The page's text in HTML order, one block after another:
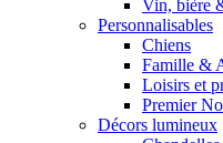
Vin, bière
Personnalisables
Chiens
Famille &
Loisirs et
Premier
Décors lumineux